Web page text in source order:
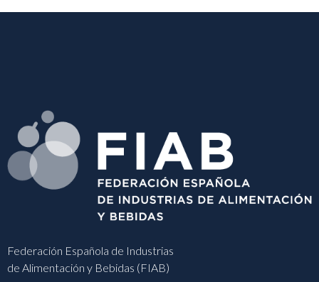
Federación Española de Industrias
de Alimentación y Bebidas (FIAB)